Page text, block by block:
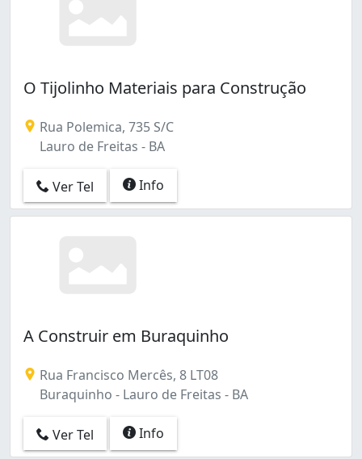
O Tijolinho Materiais para Construção
Rua Polemica, 735 S/C
Lauro de Freitas - BA
Ver Tel Info
A Construir em Buraquinho
Rua Francisco Mercês, 8 LT08
Buraquinho - Lauro de Freitas - BA
Ver Tel Info